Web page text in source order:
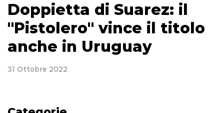
Doppietta di Suarez: il
"Pistolero" vince il titolo
anche in Uruguay
31 Ottobre 2022